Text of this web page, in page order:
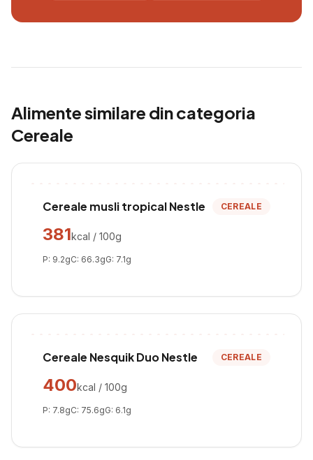
Alimente similare din categoria
Cereale
Cereale musli tropical Nestle CEREALE
381kcal / 100g
P: 9.2gC: 66.3gG: 7.1g
Cereale Nesquik Duo Nestle CEREALE
400kcal / 100g
P: 7.8gC: 75.6gG: 6.1g